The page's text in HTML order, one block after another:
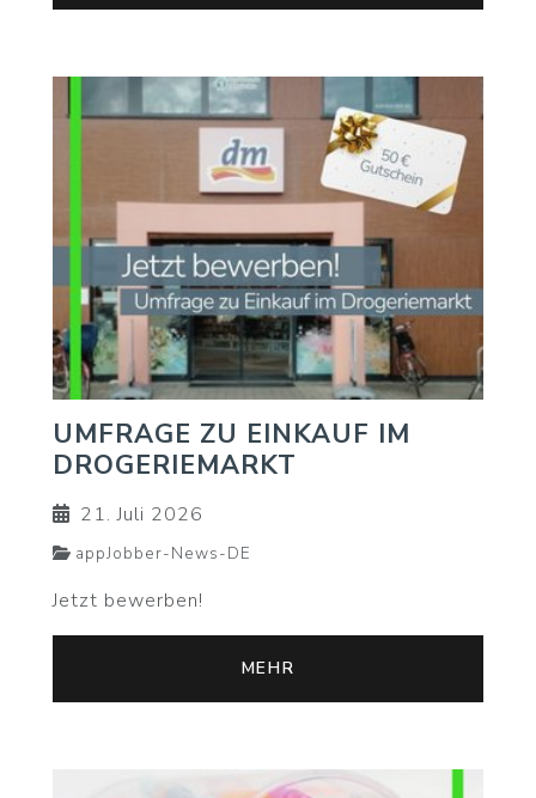
UMFRAGE ZU EINKAUF IM
DROGERIEMARKT
21. Juli 2026
appJobber-News-DE
Jetzt bewerben!
MEHR